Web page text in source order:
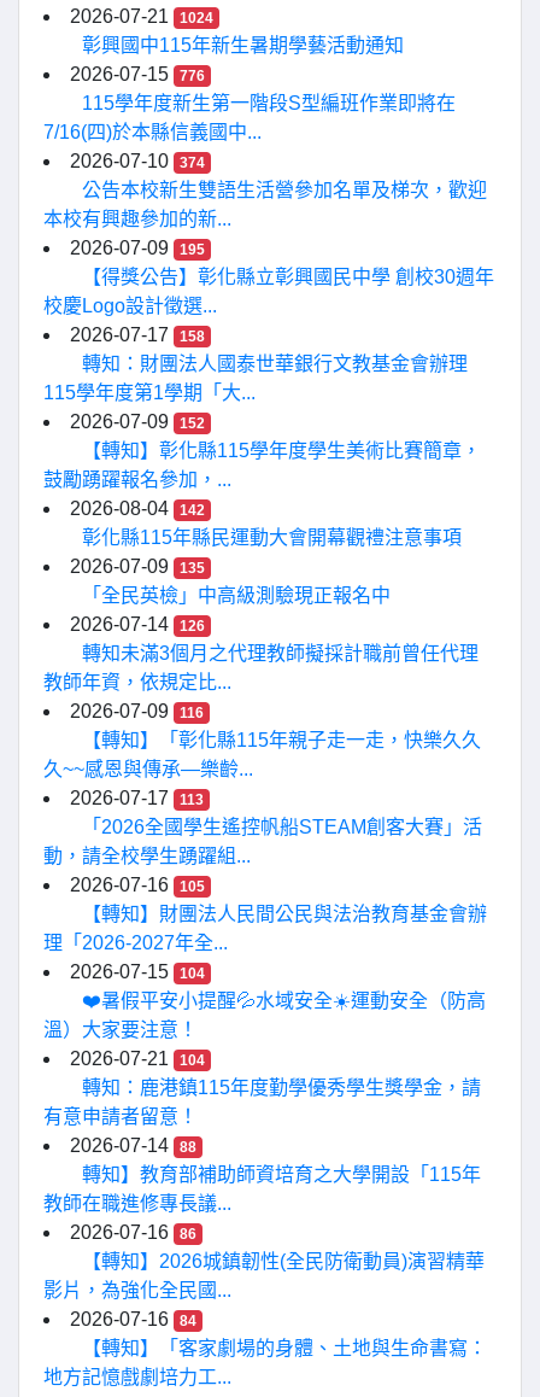
2026-07-21
1024
彰興國中115年新生暑期學藝活動通知
2026-07-15
776
115學年度新生第一階段S型編班作業即將在
7/16(四)於本縣信義國中...
2026-07-10
374
公告本校新生雙語生活營參加名單及梯次，歡迎
本校有興趣參加的新...
2026-07-09
195
【得獎公告】彰化縣立彰興國民中學 創校30週年
校慶Logo設計徵選...
2026-07-17
158
轉知：財團法人國泰世華銀行文教基金會辦理
115學年度第1學期「大...
2026-07-09
152
【轉知】彰化縣115學年度學生美術比賽簡章，
鼓勵踴躍報名參加，...
2026-08-04
142
彰化縣115年縣民運動大會開幕觀禮注意事項
2026-07-09
135
「全民英檢」中高級測驗現正報名中
2026-07-14
126
轉知未滿3個月之代理教師擬採計職前曾任代理
教師年資，依規定比...
2026-07-09
116
【轉知】「彰化縣115年親子走一走，快樂久久
久~~感恩與傳承—樂齡...
2026-07-17
113
「2026全國學生遙控帆船STEAM創客大賽」活
動，請全校學生踴躍組...
2026-07-16
105
【轉知】財團法人民間公民與法治教育基金會辦
理「2026-2027年全...
2026-07-15
104
❤️暑假平安小提醒💦水域安全☀️運動安全（防高
溫）大家要注意！
2026-07-21
104
轉知：鹿港鎮115年度勤學優秀學生獎學金，請
有意申請者留意！
2026-07-14
88
轉知】教育部補助師資培育之大學開設「115年
教師在職進修專長議...
2026-07-16
86
【轉知】2026城鎮韌性(全民防衛動員)演習精華
影片，為強化全民國...
2026-07-16
84
【轉知】「客家劇場的身體、土地與生命書寫：
地方記憶戲劇培力工...